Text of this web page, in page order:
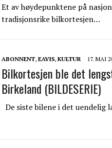
Et av høydepunktene på
tradisjonsrike bilkortesjen…
ABONNENT, EAVIS, KULTUR 17. MAI
Bilkortesjen ble det
Birkeland (BILDESERIE)
De siste bilene i det uendelig